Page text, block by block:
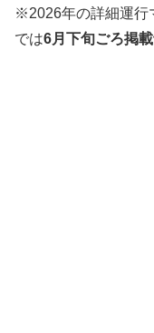
※2026年の詳細運行
では6月下旬ごろ掲